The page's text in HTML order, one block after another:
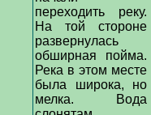
переходить реку.
На той стороне
развернулась
обширная пойма.
Река в этом месте
была широка, но
мелка. Вода